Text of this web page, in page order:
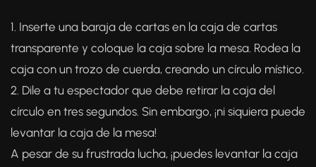
1. Inserte una baraja de cartas en la caja de cartas
transparente y coloque la caja sobre la mesa. Rodea la
caja con un trozo de cuerda, creando un círculo místico.
2. Dile a tu espectador que debe retirar la caja del
círculo en tres segundos. Sin embargo, ¡ni siquiera puede
levantar la caja de la mesa!
A pesar de su frustrada lucha, ¡puedes levantar la caja